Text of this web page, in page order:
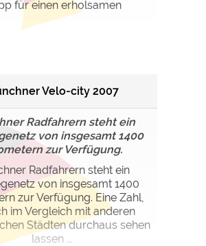
für einen erholsamen
Velo-city 2007
Radfahrern steht ein
von insgesamt 1400
zur Verfügung.
Radfahrern steht ein
von insgesamt 1400
zur Verfügung. Eine Zahl,
im Vergleich mit anderen
Städten durchaus sehen
lassen ...